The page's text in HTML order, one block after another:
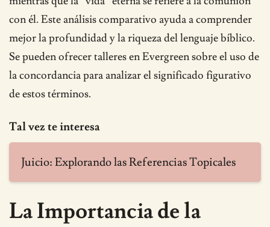
con él. Este análisis comparativo ayuda a comprender
mejor la profundidad y la riqueza del lenguaje bíblico.
Se pueden ofrecer talleres en Evergreen sobre el uso de
la concordancia para analizar el significado figurativo
de estos términos.
Tal vez te interesa
Juicio: Explorando las Referencias Topicales
La Importancia de la